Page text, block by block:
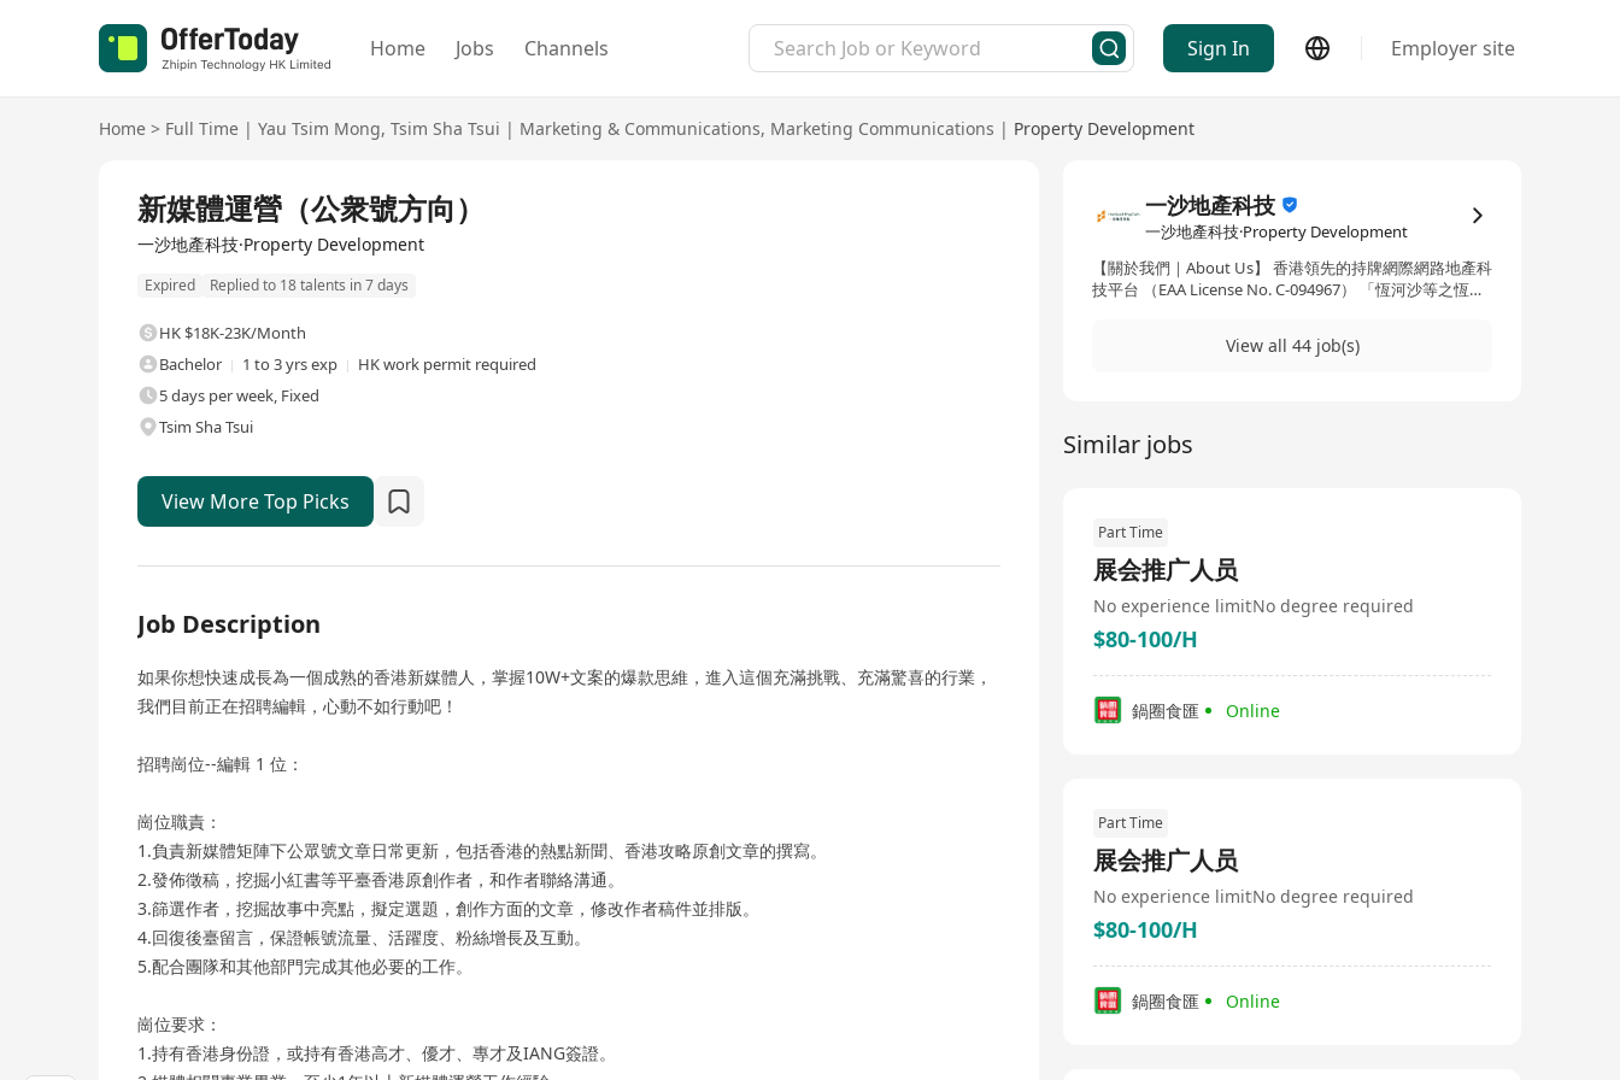
Home Jobs Channels Sign In Employer site
Home > Full Time | Yau Tsim Mong, Tsim Sha Tsui | Marketing & Communications, Marketing Communications | Property Development
新媒體運營（公衆號方向）
一沙地產科技·Property Development
Expired Replied to 18 talents in 7 days
HK $18K-23K/Month
Bachelor
1 to 3 yrs exp
HK work permit required
5 days per week, Fixed
Tsim Sha Tsui
View More Top Picks
Job Description
如果你想快速成長為一個成熟的香港新媒體人，掌握10W+文案的爆款思維，進入這個充滿挑戰、充滿驚喜的行業，
我們目前正在招聘編輯，心動不如行動吧！
招聘崗位--編輯 1 位：
崗位職責：
1.負責新媒體矩陣下公眾號文章日常更新，包括香港的熱點新聞、香港攻略原創文章的撰寫。
2.發佈徵稿，挖掘小紅書等平臺香港原創作者，和作者聯絡溝通。
3.篩選作者，挖掘故事中亮點，擬定選題，創作方面的文章，修改作者稿件並排版。
4.回復後臺留言，保證帳號流量、活躍度、粉絲增長及互動。
5.配合團隊和其他部門完成其他必要的工作。
崗位要求：
1.持有香港身份證，或持有香港高才、優才、專才及IANG簽證。
一沙地產科技
一沙地產科技·Property Development
【關於我們｜About Us】 香港領先的持牌網際網路地產科
技平台 （EAA License No. C-094967） 「恆河沙等之恆河
個微縮領域；以「聚沙成塔」的恆心，構建敏捷而宏大的
系，精準且高效地服務香港龐大的房產市場。 我們並非傳
統地產代理，而是站在買家立場的專業置業顧問平台。我
覆蓋： 一手及二手住宅買賣 工商舖及寫字樓買賣與租務
易夥伴） 【核心優勢與亮點｜Why Join Us】 1. 卓越的市
型地產經紀平台，市場佔有率與品牌影響力持續攀升。 強
悍的成交爆發力：在 2026年上半年，團隊已高效率斬獲高
為團隊成員提供極具競爭力的佣金回報與職涯前景。 2. 獨
家 3A 科技賦能（Algorithm + ACN + AI） Algorithm（演
算法）：精準客戶畫像與房源匹配。 ACN（經紀人合作網
客觀且精準的選盤與資產配置建議，建立極高的客戶信任
度與轉介紹率。 4. 名校與跨界精英團隊 團隊核心成員均畢
業於香港大學（HKU）、香港科技大學（HKUST）等頂尖
學府，具備金融、地產、法律及科技等多元背景。 倡導
「數據驅動決策、專業贏得信賴」的團隊文化，扁平化管
理，重視並凝聚每一位同仁的個人力量。 【加入我們｜
Career Opportunities】 無論你是科技極客（Tech Geek）
還是地產精英（Proptech Elite），在一沙，我們為你提
供： 廣闊的發展空間：透明的晉升通道與跨業務板塊的發
View all 44 job(s)
Similar jobs
Part Time
展会推广人员
No experience limitNo degree required
$80-100/H
鍋圈食匯 Online
Part Time
展会推广人员
No experience limitNo degree required
$80-100/H
鍋圈食匯 Online